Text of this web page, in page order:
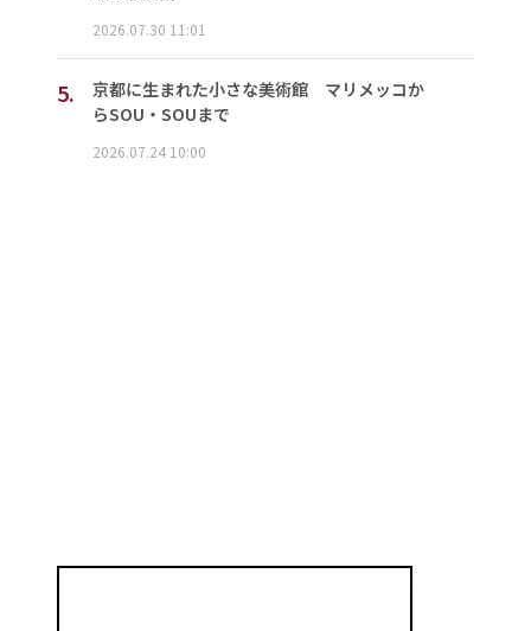
2026.07.30 11:01
5.
京都に生まれた小さな美術館 マリメッコか
らSOU・SOUまで
2026.07.24 10:00